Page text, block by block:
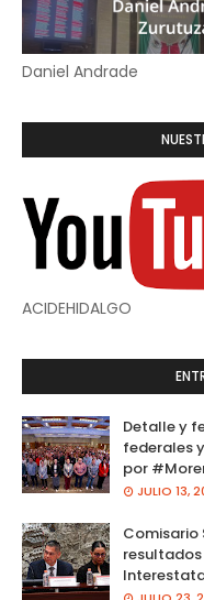
Daniel Andrade
ACIDEHIDALGO
Detalle y
federales
por
JULIO 13,
Comisario
resultados